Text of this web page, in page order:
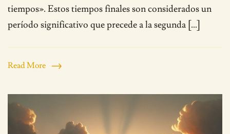
tiempos». Estos tiempos finales son considerados un
período significativo que precede a la segunda […]
Read More